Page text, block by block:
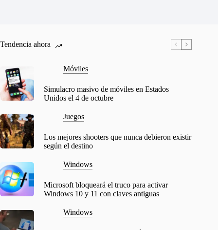
Tendencia ahora
Móviles
Simulacro masivo de móviles en Estados
Unidos el 4 de octubre
Juegos
Los mejores shooters que nunca debieron existir
según el destino
Windows
Microsoft bloqueará el truco para activar
Windows 10 y 11 con claves antiguas
Windows